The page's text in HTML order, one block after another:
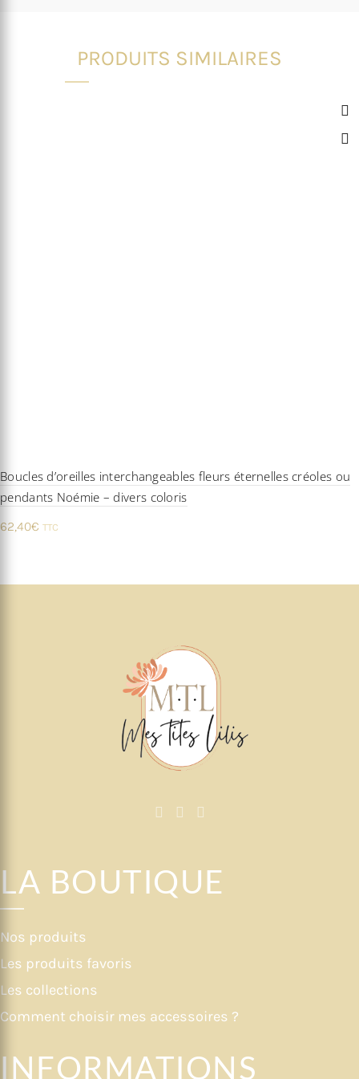
PRODUITS SIMILAIRES
Boucles d’oreilles interchangeables fleurs éternelles créoles ou
pendants Noémie – divers coloris
62,40€ TTC
LA BOUTIQUE
Nos produits
Les produits favoris
Les collections
Comment choisir mes accessoires ?
INFORMATIONS